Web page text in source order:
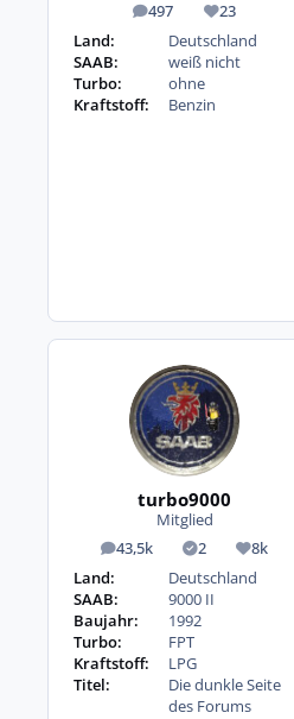
497
Beiträge 23
Reputation
Land:
Deutschland
SAAB:
weiß nicht
Turbo:
ohne
Kraftstoff:
Benzin
turbo9000
Mitglied
43,5k
Beiträge 2
Lösungen
8k
Land:
Deutschland
SAAB:
9000 II
Baujahr:
1992
Turbo:
FPT
Kraftstoff:
LPG
Titel:
Die dunkle Seite
des Forums